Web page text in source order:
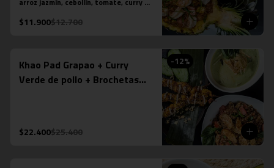
levemente picante. Más bebida en lata
$11.900$12.700
-12%
Khao Pad Grapao + Curry
Verde de pollo + Brochetas
$22.400$25.400